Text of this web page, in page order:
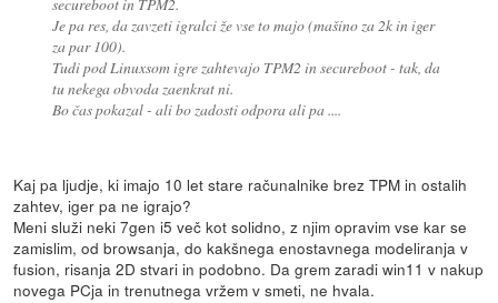
secureboot in TPM2.
Je pa res, da zavzeti igralci že vse to majo (mašino za 2k in iger
za par 100).
Tudi pod Linuxsom igre zahtevajo TPM2 in secureboot - tak, da
tu nekega obvoda zaenkrat ni.
Bo čas pokazal - ali bo zadosti odpora ali pa ....
Kaj pa ljudje, ki imajo 10 let stare računalnike brez TPM in ostalih
zahtev, iger pa ne igrajo?
Meni služi neki 7gen i5 več kot solidno, z njim opravim vse kar se
zamislim, od browsanja, do kakšnega enostavnega modeliranja v
fusion, risanja 2D stvari in podobno. Da grem zaradi win11 v nakup
novega PCja in trenutnega vržem v smeti, ne hvala.